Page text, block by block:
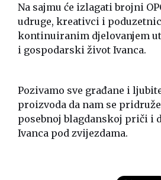
Na sajmu će izlagati brojni
udruge, kreativci i
kontinuiranim djelovanjem
i gospodarski život Ivanca.
Pozivamo sve građane i
proizvoda da nam se
posebnoj blagdanskoj priči i
Ivanca pod zvijezdama.